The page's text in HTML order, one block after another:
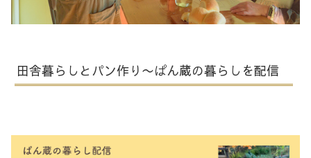
田舎暮らしとパン作り〜ぱん蔵の暮らしを配信